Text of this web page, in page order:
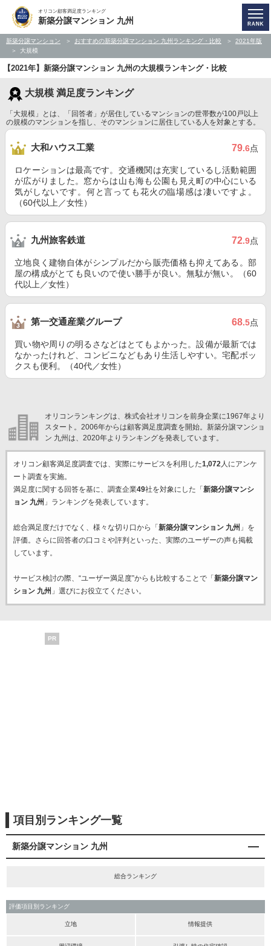
オリコン顧客満足度ランキング
新築分譲マンション 九州
新築分譲マンション おすすめの新築分譲マンション 九州ランキング・比較
2021年版
大規模
【2021年】新築分譲マンション 九州の大規模ランキング・比較
大規模 満足度ランキング
「大規模」とは、「回答者」が居住しているマンションの世帯数が100戸以上
の規模のマンションを指し、そのマンションに居住している人を対象とする。
大和ハウス工業 79.6点
ロケーションは最高です。交通機関は充実しているし活動範囲
が広がりました。窓からは山も海も公園も見え町の中心にいる
気がしないです。何と言っても花火の臨場感は凄いですよ。
（60代以上／女性）
九州旅客鉄道 72.9点
立地良く建物自体がシンプルだから販売価格も抑えてある。部
屋の構成がとても良いので使い勝手が良い。無駄が無い。（60
代以上／女性）
第一交通産業グループ 68.5点
買い物や周りの明るさなどはとてもよかった。設備が最新では
なかったけれど、コンビニなどもあり生活しやすい。宅配ボッ
クスも便利。（40代／女性）
オリコンランキングは、株式会社オリコンを前身企業に1967年より
スタート。2006年からは顧客満足度調査を開始。新築分譲マンショ
ン 九州は、2020年よりランキングを発表しています。
オリコン顧客満足度調査では、実際にサービスを利用した1,072人にアンケ
ート調査を実施。
満足度に関する回答を基に、調査企業49社を対象にした「 新築分譲マンシ
ョン 九州 」ランキングを発表しています。
総合満足度だけでなく、様々な切り口から「 新築分譲マンション 九州 」を
評価。さらに回答者の口コミや評判といった、実際のユーザーの声も掲載
しています。
サービス検討の際、“ユーザー満足度”からも比較することで「 新築分譲マン
ション 九州 」選びにお役立てください。
PR
項目別ランキング一覧
新築分譲マンション 九州
総合ランキング
評価項目別ランキング
立地 情報提供